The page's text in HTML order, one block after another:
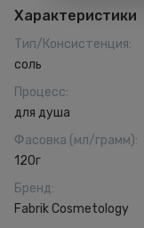
Характеристики
Тип/Консистенция:
соль
Процесс:
для душа
Фасовка (мл/грамм):
120г
Бренд:
Fabrik Cosmetology